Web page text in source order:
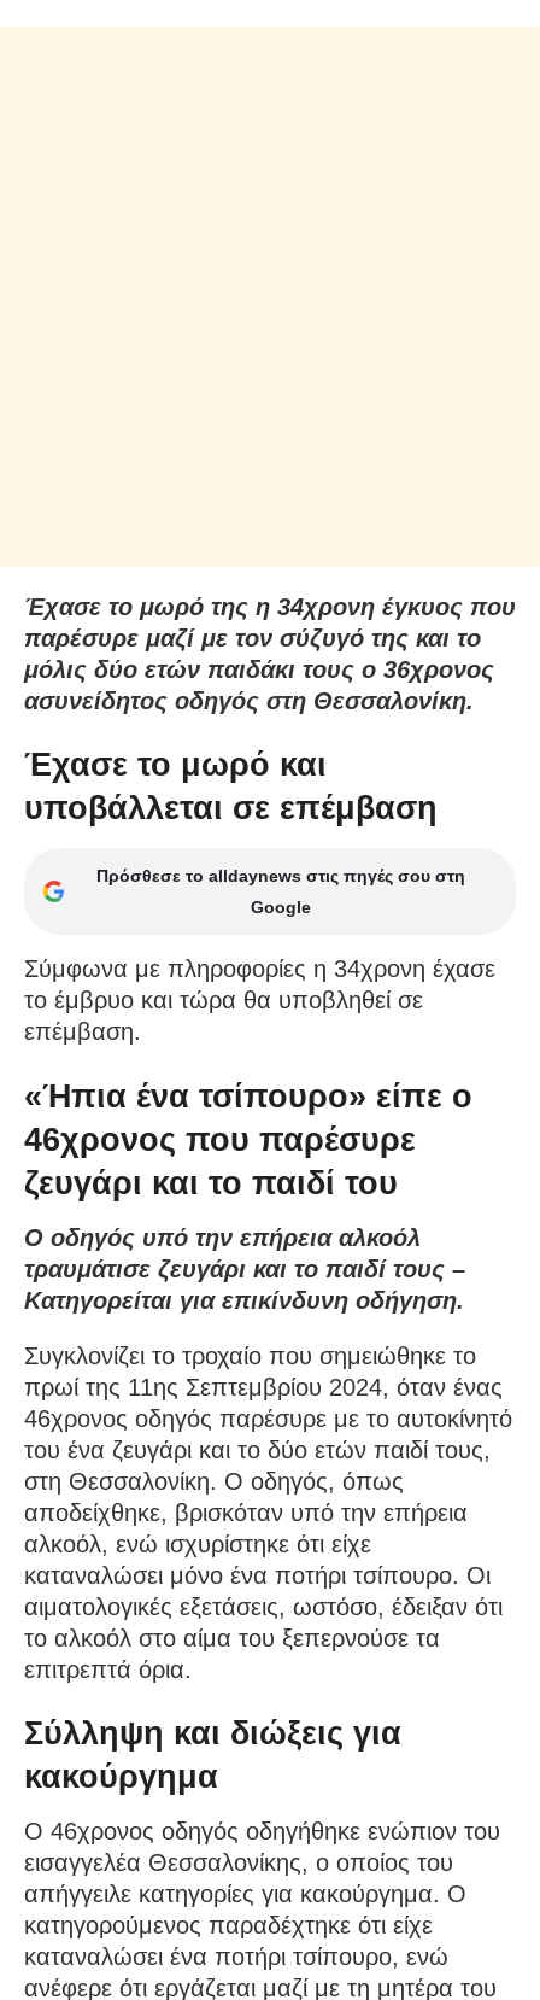
Έχασε το μωρό της η 34χρονη έγκυος που
παρέσυρε μαζί με τον σύζυγό της και το
μόλις δύο ετών παιδάκι τους ο 36χρονος
ασυνείδητος οδηγός στη Θεσσαλονίκη.
Έχασε το μωρό και
υποβάλλεται σε επέμβαση
Πρόσθεσε το alldaynews στις πηγές σου στη
Google
Σύμφωνα με πληροφορίες η 34χρονη έχασε
το έμβρυο και τώρα θα υποβληθεί σε
επέμβαση.
«Ήπια ένα τσίπουρο» είπε ο
46χρονος που παρέσυρε
ζευγάρι και το παιδί του
Ο οδηγός υπό την επήρεια αλκοόλ
τραυμάτισε ζευγάρι και το παιδί τους –
Κατηγορείται για επικίνδυνη οδήγηση.
Συγκλονίζει το τροχαίο που σημειώθηκε το
πρωί της 11ης Σεπτεμβρίου 2024, όταν ένας
46χρονος οδηγός παρέσυρε με το αυτοκίνητό
του ένα ζευγάρι και το δύο ετών παιδί τους,
στη Θεσσαλονίκη. Ο οδηγός, όπως
αποδείχθηκε, βρισκόταν υπό την επήρεια
αλκοόλ, ενώ ισχυρίστηκε ότι είχε
καταναλώσει μόνο ένα ποτήρι τσίπουρο. Οι
αιματολογικές εξετάσεις, ωστόσο, έδειξαν ότι
το αλκοόλ στο αίμα του ξεπερνούσε τα
επιτρεπτά όρια.
Σύλληψη και διώξεις για
κακούργημα
Ο 46χρονος οδηγός οδηγήθηκε ενώπιον του
εισαγγελέα Θεσσαλονίκης, ο οποίος του
απήγγειλε κατηγορίες για κακούργημα. Ο
κατηγορούμενος παραδέχτηκε ότι είχε
καταναλώσει ένα ποτήρι τσίπουρο, ενώ
ανέφερε ότι εργάζεται μαζί με τη μητέρα του